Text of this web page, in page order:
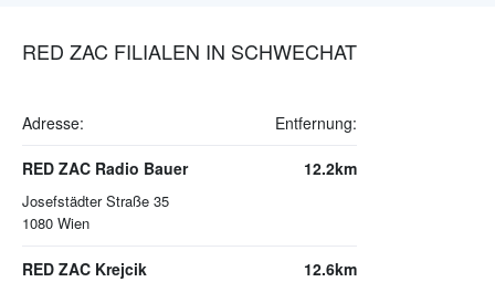
RED ZAC FILIALEN IN SCHWECHAT
Adresse: Entfernung:
RED ZAC Radio Bauer
Josefstädter Straße 35
1080 Wien
12.2km
RED ZAC Krejcik 12.6km